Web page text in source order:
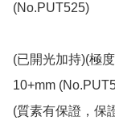
(No.PUT525)
(已開光加持)(極
10+mm
(質素有保證，保